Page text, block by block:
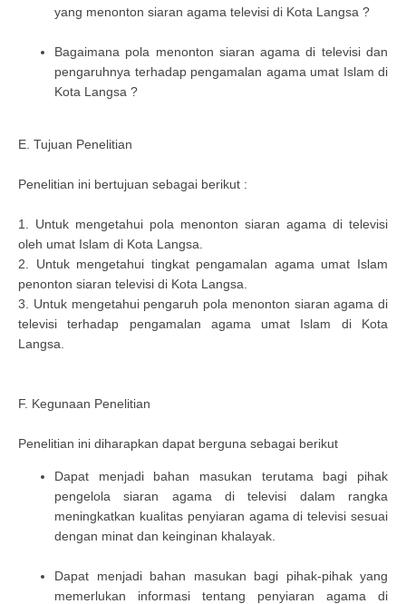
yang menonton siaran agama televisi di Kota Langsa ?
Bagaimana pola menonton siaran agama di televisi dan
pengaruhnya terhadap pengamalan agama umat Islam di
Kota Langsa ?
E. Tujuan Penelitian
Penelitian ini bertujuan sebagai berikut :
1. Untuk mengetahui pola menonton siaran agama di televisi
oleh umat Islam di Kota Langsa.
2. Untuk mengetahui tingkat pengamalan agama umat Islam
penonton siaran televisi di Kota Langsa.
3. Untuk mengetahui pengaruh pola menonton siaran agama di
televisi terhadap pengamalan agama umat Islam di Kota
Langsa.
F. Kegunaan Penelitian
Penelitian ini diharapkan dapat berguna sebagai berikut
Dapat menjadi bahan masukan terutama bagi pihak
pengelola siaran agama di televisi dalam rangka
meningkatkan kualitas penyiaran agama di televisi sesuai
dengan minat dan keinginan khalayak.
Dapat menjadi bahan masukan bagi pihak-pihak yang
memerlukan informasi tentang penyiaran agama di